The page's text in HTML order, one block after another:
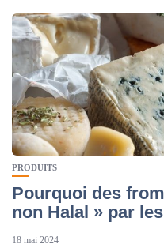
PRODUITS
Pourquoi des
non Halal » par
18 mai 2024